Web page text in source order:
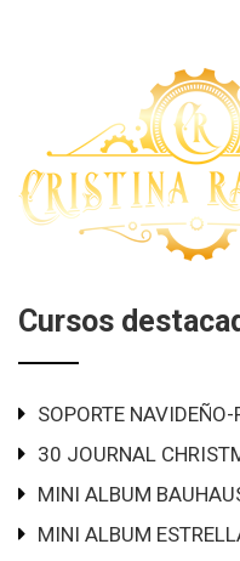
Cursos
SOPORTE NAVIDEÑO-
30 JOURNAL
MINI ALBUM
MINI ALBUM